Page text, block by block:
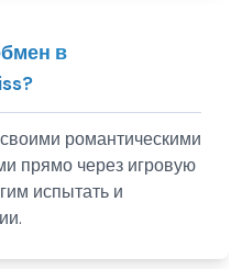
в
романтическими
прямо через игровую
испытать и